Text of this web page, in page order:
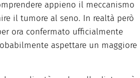
appieno il meccanismo
il tumore al seno. In realtà però
ora confermato ufficialmente
aspettare un maggiore